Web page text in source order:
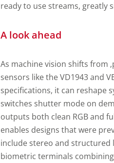
ready to use streams, greatly
A look ahead
As machine vision shifts from
sensors like the VD1943 and
specifications, it can reshape
switches shutter mode on
outputs both clean RGB and
enables designs that were
include stereo and
biometric terminals